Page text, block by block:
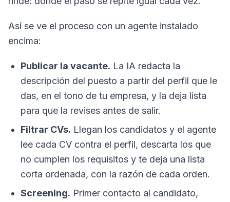
Así se ve el proceso con un agente instalado
encima:
Publicar la vacante. La IA redacta la
descripción del puesto a partir del perfil que le
das, en el tono de tu empresa, y la deja lista
para que la revises antes de salir.
Filtrar CVs. Llegan los candidatos y el agente
lee cada CV contra el perfil, descarta los que
no cumplen los requisitos y te deja una lista
corta ordenada, con la razón de cada orden.
Screening. Primer contacto al candidato,